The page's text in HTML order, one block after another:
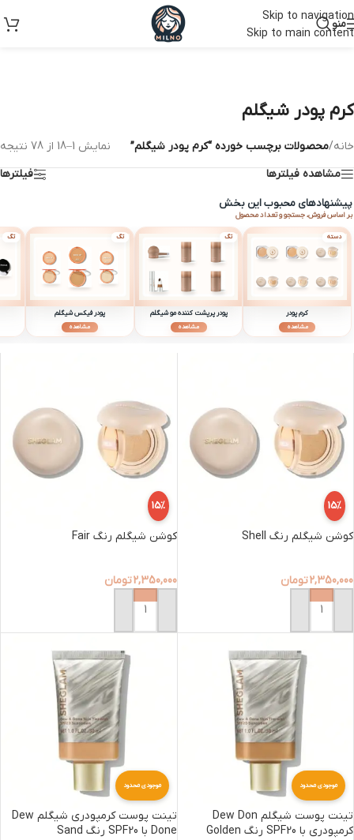
Skip to navigation
Skip to main content
منو
کرم پودر شیگلم
خانه/محصولات برچسب خورده “کرم پودر شیگلم”
نمایش 1–18 از 78 نتیجه
مشاهده فیلترها
فیلترها
پیشنهادهای محبوب این بخش
بر اساس فروش، جستجو و تعداد محصول
دسته
کرم پودر
مشاهده
تگ
پودر پرپشت کننده مو شیگلم
مشاهده
تگ
پودر فیکس شیگلم
مشاهده
تگ
15%
کوشن شیگلم رنگ Shell
2,350,000تومان
افزودن به سبد خرید
15%
کوشن شیگلم رنگ Fair
2,350,000تومان
افزودن به سبد خرید
موجودی محدود
تینت پوست شیگلم Dew Don
کرمپودری با SPF20 رنگ Golden
موجودی محدود
تینت پوست کرمپودری شیگلم Dew
Done با SPF20 رنگ Sand